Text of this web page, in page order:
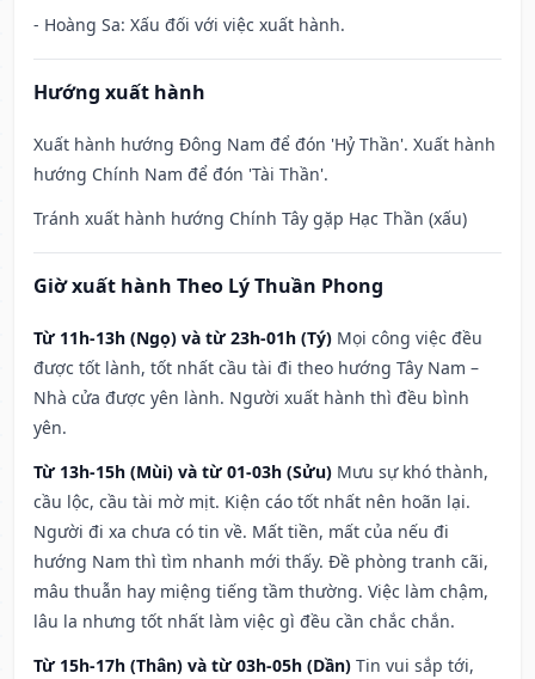
- Hoàng Sa: Xấu đối với việc xuất hành.
Hướng xuất hành
Xuất hành hướng Đông Nam để đón 'Hỷ Thần'. Xuất hành
hướng Chính Nam để đón 'Tài Thần'.
Tránh xuất hành hướng Chính Tây gặp Hạc Thần (xấu)
Giờ xuất hành Theo Lý Thuần Phong
Từ 11h-13h (Ngọ) và từ 23h-01h (Tý) Mọi công việc đều
được tốt lành, tốt nhất cầu tài đi theo hướng Tây Nam –
Nhà cửa được yên lành. Người xuất hành thì đều bình
yên.
Từ 13h-15h (Mùi) và từ 01-03h (Sửu) Mưu sự khó thành,
cầu lộc, cầu tài mờ mịt. Kiện cáo tốt nhất nên hoãn lại.
Người đi xa chưa có tin về. Mất tiền, mất của nếu đi
hướng Nam thì tìm nhanh mới thấy. Đề phòng tranh cãi,
mâu thuẫn hay miệng tiếng tầm thường. Việc làm chậm,
lâu la nhưng tốt nhất làm việc gì đều cần chắc chắn.
Từ 15h-17h (Thân) và từ 03h-05h (Dần) Tin vui sắp tới,